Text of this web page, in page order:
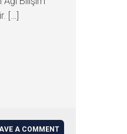
[…]
A COMMENT